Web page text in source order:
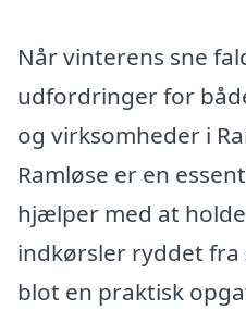
Når vinterens sne
udfordringer for
og virksomheder i
Ramløse er en
hjælper med at
indkørsler ryddet fra
blot en praktisk